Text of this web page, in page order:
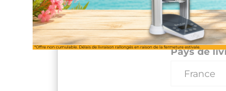
nous contacter au
Sélectionnez votre pays de
automatiquement les
Pays de